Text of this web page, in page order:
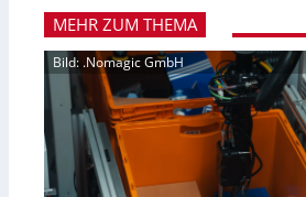
MEHR ZUM THEMA
Bild: .Nomagic GmbH